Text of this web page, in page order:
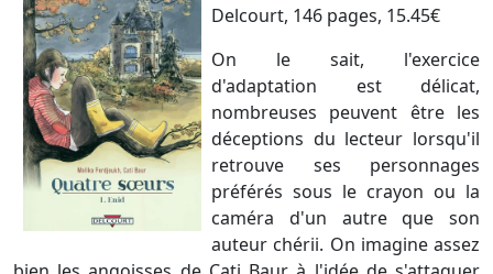
Delcourt, 146 pages, 15.45€
On le sait, l'exercice
d'adaptation est délicat,
nombreuses peuvent être les
déceptions du lecteur lorsqu'il
retrouve ses personnages
préférés sous le crayon ou la
caméra d'un autre que son
auteur chérii. On imagine assez